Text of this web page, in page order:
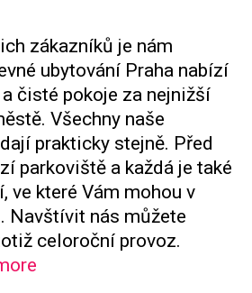
zákazníků je nám
ubytování Praha nabízí
a čisté pokoje za nejnižší
Všechny naše
prakticky stejně. Před
parkoviště a každá je také
ve které Vám mohou v
Navštívit nás můžete
celoroční provoz.